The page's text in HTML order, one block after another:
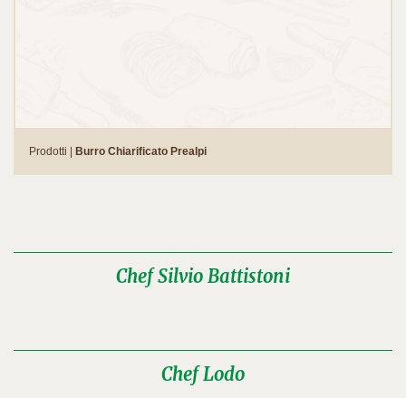
Prodotti | Burro Chiarificato Prealpi
Chef Silvio Battistoni
Chef Lodo